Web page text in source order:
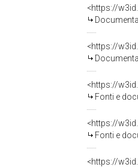
<https://
Fonti e
<https://
Fonti e
<https://